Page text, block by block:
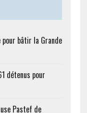
pour bâtir la Grande
détenus pour
Pastef de